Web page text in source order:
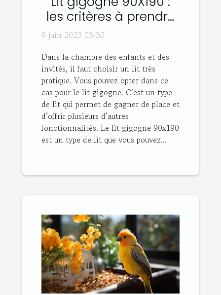
les critères à prendre
en compte son choix
9 juin 2023 03:30
Dans la chambre des enfants et des
invités, il faut choisir un lit très
pratique. Vous pouvez opter dans ce
cas pour le lit gigogne. C’est un type
de lit qui permet de gagner de place et
d’offrir plusieurs d’autres
fonctionnalités. Le lit gigogne 90x190
est un type de lit que vous pouvez...